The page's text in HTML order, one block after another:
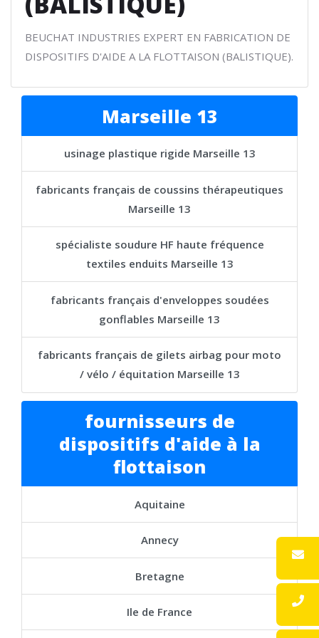
BEUCHAT INDUSTRIES EXPERT EN FABRICATION DE
DISPOSITIFS D'AIDE A LA FLOTTAISON (BALISTIQUE).
Marseille 13
usinage plastique rigide Marseille 13
fabricants français de coussins thérapeutiques
Marseille 13
spécialiste soudure HF haute fréquence
textiles enduits Marseille 13
fabricants français d'enveloppes soudées
gonflables Marseille 13
fabricants français de gilets airbag pour moto
/ vélo / équitation Marseille 13
fournisseurs de
dispositifs d'aide à la
flottaison
Aquitaine
Annecy
Bretagne
Ile de France